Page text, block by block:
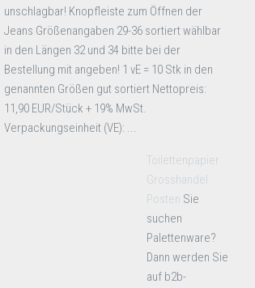
unschlagbar! Knopfleiste zum Öffnen der
Jeans Größenangaben 29-36 sortiert wählbar
in den Längen 32 und 34 bitte bei der
Bestellung mit angeben! 1 vE = 10 Stk in den
genannten Größen gut sortiert Nettopreis:
11,90 EUR/Stück + 19% MwSt.
Verpackungseinheit (VE): ...
Toilettenpapier
Grosshandel
Posten Sie
suchen
Palettenware?
Dann werden Sie
auf b2b-